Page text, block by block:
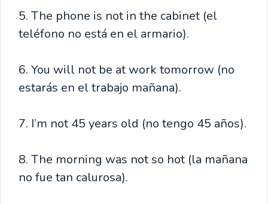
5. The phone is not in the cabinet (el
teléfono no está en el armario).
6. You will not be at work tomorrow (no
estarás en el trabajo mañana).
7. I’m not 45 years old (no tengo 45 años).
8. The morning was not so hot (la mañana
no fue tan calurosa).